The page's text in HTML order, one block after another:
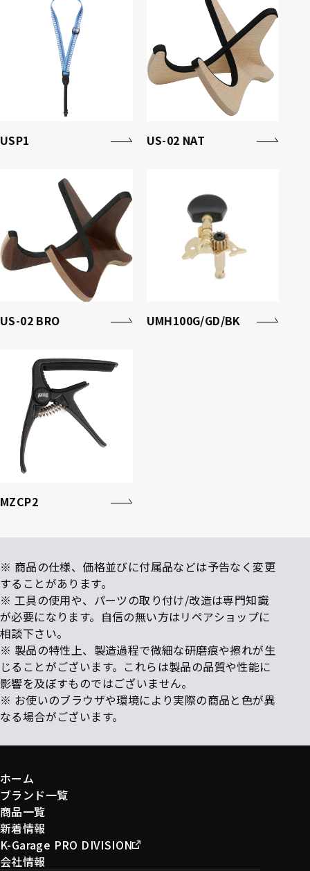
USP1 US-02 NAT
US-02 BRO UMH100G/GD/BK
MZCP2
※ 商品の仕様、価格並びに付属品などは予告なく変更
することがあります。
※ 工具の使用や、パーツの取り付け/改造は専門知識
が必要になります。自信の無い方はリペアショップに
相談下さい。
※ 製品の特性上、製造過程で微細な研磨痕や擦れが生
じることがございます。これらは製品の品質や性能に
影響を及ぼすものではございません。
※ お使いのブラウザや環境により実際の商品と色が異
なる場合がございます。
ホーム
ブランド一覧
商品一覧
新着情報
K-Garage PRO DIVISION
会社情報